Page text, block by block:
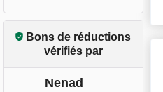
Bons de réductions
vérifiés par
Nenad